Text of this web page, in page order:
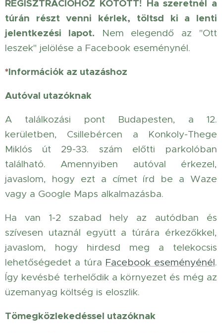
REGISZTRÁCIÓHOZ KÖTÖTT! Ha szeretnél a
túrán részt venni kérlek, töltsd ki a lenti
jelentkezési lapot. Nem elegendő az "Ott
leszek" jelölése a Facebook eseménynél.
*Információk az utazáshoz
Autóval utazóknak
A találkozási pont Budapesten, a 12.
kerületben, Csillebércen a Konkoly-Thege
Miklós út 29-33. szám előtti parkolóban
található. Amennyiben autóval érkezel,
javaslom, hogy ezt a címet írd be a Waze
vagy a Google Maps alkalmazásba.
Ha van 1-2 szabad hely az autódban és
szívesen utaznál együtt a túrára érkezőkkel,
javaslom, hogy hirdesd meg a telekocsis
lehetőségedet a túra Facebook eseményénél.
Így kevésbé terhelődik a környezet és még az
üzemanyag költség is eloszlik.
Tömegközlekedéssel utazóknak